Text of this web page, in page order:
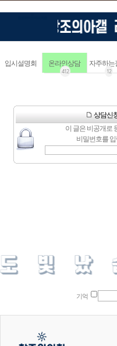
입시설명회 온라인상담
412
자주하는
12
상담신
이 글은 비공개로
비밀번호를
기억